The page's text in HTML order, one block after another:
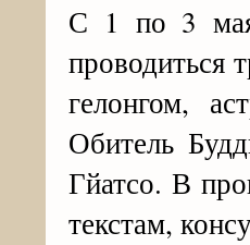
С 1 по 3 мая
проводиться
гелонгом,
Обитель
Гйатсо. В
текстам,